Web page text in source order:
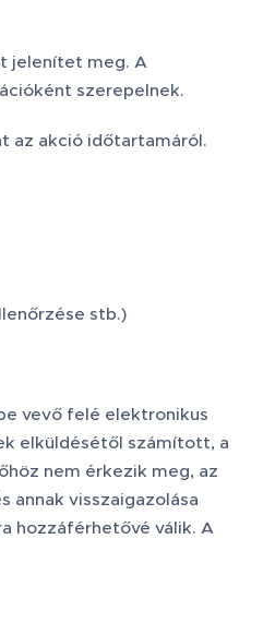
jelenítet meg. A
szerepelnek.
az akció időtartamáról.
stb.)
vevő felé elektronikus
elküldésétől számított, a
nem érkezik meg, az
visszaigazolása
hozzáférhetővé válik. A